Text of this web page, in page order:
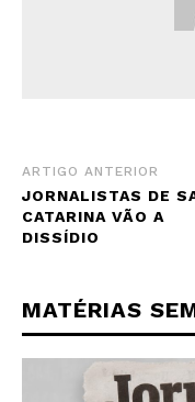
ARTIGO ANTERIOR
JORNALISTAS DE
CATARINA VÃO A
DISSÍDIO
MATÉRIAS